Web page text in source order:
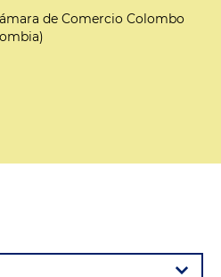
de Comercio Colombo